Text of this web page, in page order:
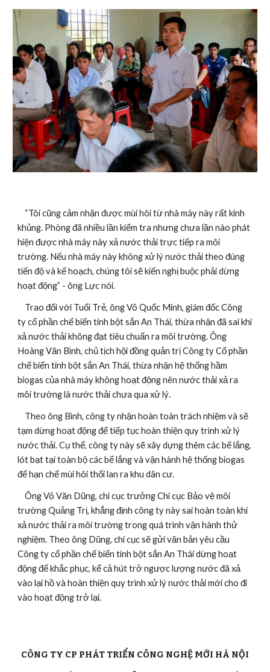
khủng. Phòng đã nhiều lần kiểm tra nhưng chưa lần nào phát
hiện được nhà máy này xả nước thải trực tiếp ra môi
trường. Nếu nhà máy này không xử lý nước thải theo đúng
tiến độ và kế hoạch, chúng tôi sẽ kiến nghị buộc phải dừng
hoạt động” - ông Lực nói.
ty cổ phần chế biến tinh bột sắn An Thái, thừa nhận đã sai khi
xả nước thải không đạt tiêu chuẩn ra môi trường. Ông
Hoàng Văn Bình, chủ tịch hội đồng quản trị Công ty Cổ phần
chế biến tinh bột sắn An Thái, thừa nhận hệ thống hầm
biogas của nhà máy không hoạt động nên nước thải xả ra
môi trường là nước thải chưa qua xử lý.
tạm dừng hoạt động để tiếp tục hoàn thiện quy trình xử lý
nước thải. Cụ thể, công ty này sẽ xây dựng thêm các bể lắng,
lót bạt tại toàn bộ các bể lắng và vận hành hệ thống biogas
để hạn chế mùi hôi thối lan ra khu dân cư.
    Ông Võ Văn Dũng, chi cục trưởng Chi cục Bảo vệ môi
trường Quảng Trị, khẳng định công ty này sai hoàn toàn khi
xả nước thải ra môi trường trong quá trình vận hành thử
nghiệm. Theo ông Dũng, chi cục sẽ gửi văn bản yêu cầu
Công ty cổ phần chế biến tinh bột sắn An Thái dừng hoạt
động để khắc phục, kể cả hút trở ngược lượng nước đã xả
vào lại hồ và hoàn thiện quy trình xử lý nước thải mới cho đi
vào hoạt động trở lại.
CÔNG TY CP PHÁT TRIỂN CÔNG NGHỆ MỚI HÀ NỘI